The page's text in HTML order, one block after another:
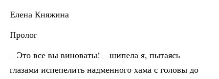
Елена Княжина
Пролог
– Это все вы виноваты! – шипела я, пытаясь
глазами испепелить надменного хама с головы до